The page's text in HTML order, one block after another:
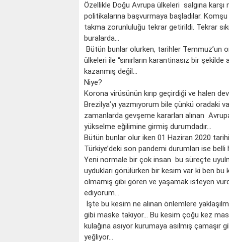
Özellikle Doğu Avrupa ülkeleri salgına karşı
politikalarına başvurmaya başladılar.
takma zorunluluğu tekrar getirildi. Tekrar
buralarda…
Bütün bunlar olurken, tarihler Temmuz’un
ülkeleri ile “sınırların karantinasız bir
kazanmış değil…
Niye?
Korona virüsünün kırıp geçirdiği ve halen
Brezilya’yı yazmıyorum bile çünkü oradaki
zamanlarda gevşeme kararları alınan
yükselme eğilimine girmiş durumdadır…
Bütün bunlar olur iken 01 Haziran 2020
Türkiye’deki son pandemi durumları ise belli
Yeni normale bir çok insan bu süreçte
uydukları görülürken bir kesim var ki ben bu
olmamış gibi gören ve yaşamak isteyen
ediyorum…
İşte bu kesim ne alınan önlemlere
gibi maske takıyor… Bu kesim çoğu kez
kulağına asıyor kurumaya asılmış çamaşır
yeğliyor…